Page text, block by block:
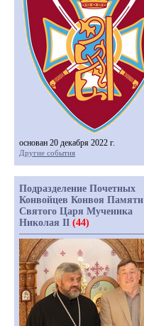
основан 20 декабря 2022 г.
Другие события
Подразделение Почетных
Конвойцев Конвоя Памяти
Святого Царя Мученика
Николая II (44)